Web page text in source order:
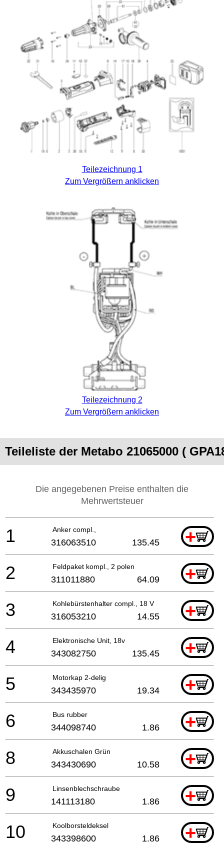
Teilezeichnung 1
Zum Vergrößern anklicken
Teilezeichnung 2
Zum Vergrößern anklicken
Teileliste der Metabo 21065000 (
Die angegebenen Preise enthalten die
Mehrwertsteuer
Anker compl., +
1 316063510 135.45
Feldpaket kompl., 2 polen +
2 311011880 64.09
Kohlebürstenhalter compl., 18 V +
3 316053210 14.55
Elektronische Unit, 18v +
4 343082750 135.45
Motorkap 2-delig +
5 343435970 19.34
Bus rubber +
6 344098740 1.86
Akkuschalen Grün +
8 343430690 10.58
Linsenblechschraube +
9 141113180 1.86
Koolborsteldeksel +
10 343398600 1.86